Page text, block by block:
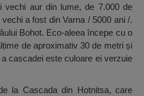
vechi aur din lume, de 7.000 de
a fost din Varna / 5000 ani /.
Bohot. Eco-aleea începe cu o
de aproximativ 30 de metri și
cascadei este culoare ei verzuie
la Cascada din Hotnitsa, care